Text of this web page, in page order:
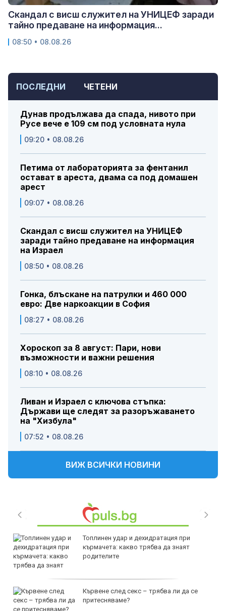
ПОСЛЕДНИ ЧЕТЕНИ
Дунав продължава да спада, нивото при
Русе вече е 109 см под условната нула
09:20 • 08.08.26
Петима от лабораторията за фентанил
остават в ареста, двама са под домашен
арест
09:07 • 08.08.26
Скандал с висш служител на УНИЦЕФ
заради тайно предаване на информация
на Израел
08:50 • 08.08.26
Гонка, блъскане на патрулки и 460 000
евро: Две наркоакции в София
08:27 • 08.08.26
Хороскоп за 8 август: Пари, нови
възможности и важни решения
08:10 • 08.08.26
Ливан и Израел с ключова стъпка:
Държави ще следят за разоръжаването
на "Хизбула"
07:52 • 08.08.26
ВИЖ ВСИЧКИ НОВИНИ
Топлинен удар и дехидратация при
кърмачета: какво трябва да знаят
родителите
Кървене след секс – трябва ли да се
притесняваме?
Скандал с висш служител на УНИЦЕФ заради
тайно предаване на информация...
08:50 • 08.08.26